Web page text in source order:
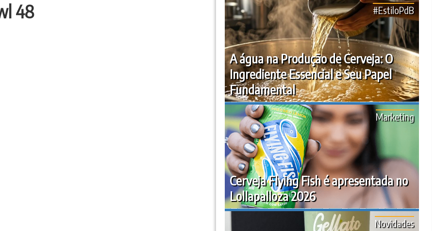
48
A água na Produção de Cerveja: O
Ingrediente Essencial e Seu Papel
Fundamental
#EstiloPdB
Cerveja Flying Fish é apresentada no
Lollapalloza 2026
Marketing
Novidades